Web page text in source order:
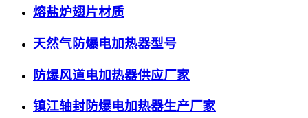
熔盐炉翅片材质
天然气防爆电加热器型号
防爆风道电加热器供应厂家
镇江轴封防爆电加热器生产厂家